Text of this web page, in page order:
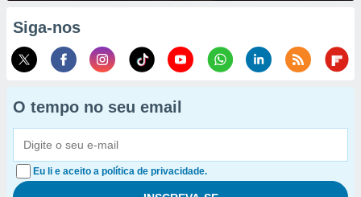
Siga-nos
O tempo no seu email
Eu li e aceito a política de privacidade.